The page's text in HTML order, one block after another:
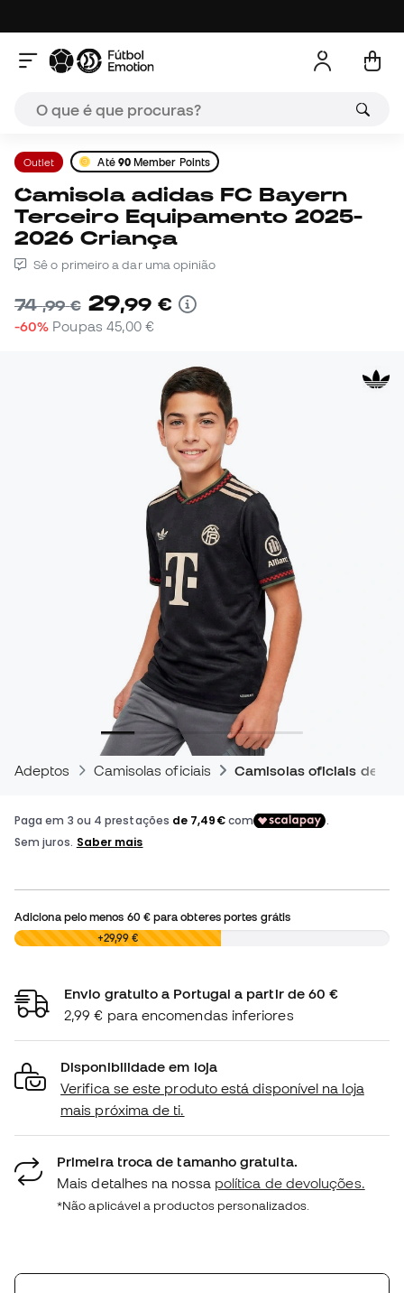
Outlet Até 90Member Points
Camisola adidas FC Bayern
Terceiro Equipamento 2025-
2026 Criança
Sê o primeiro a dar uma opinião
74,99 € 29,99 €
-60% Poupas 45,00 €
Adeptos Camisolas oficiais Camisolas oficiais de
Adiciona pelo menos 60 €para obteres portes grátis
0,00 € +29,99 €
Envio gratuito a Portugal a partir de 60 €
2,99 € para encomendas inferiores
Disponibilidade em loja
Verifica se este produto está disponível na loja
mais próxima de ti.
Primeira troca de tamanho gratuita.
Mais detalhes na nossa política de devoluções.
*Não aplicável a productos personalizados.